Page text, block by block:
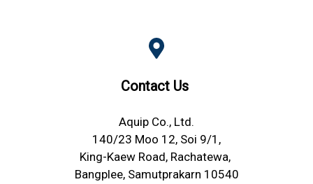
Contact Us
Aquip Co., Ltd.
140/23 Moo 12, Soi 9/1,
King-Kaew Road, Rachatewa,
Bangplee, Samutprakarn 10540